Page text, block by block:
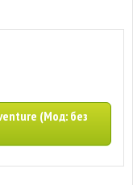
(Мод: без